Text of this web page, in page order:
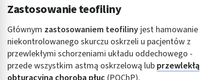
Zastosowanie teofiliny
Głównym zastosowaniem teofiliny jest hamowanie
niekontrolowanego skurczu oskrzeli u pacjentów z
przewlekłymi schorzeniami układu oddechowego -
przede wszystkim astmą oskrzelową lub przewlekłą